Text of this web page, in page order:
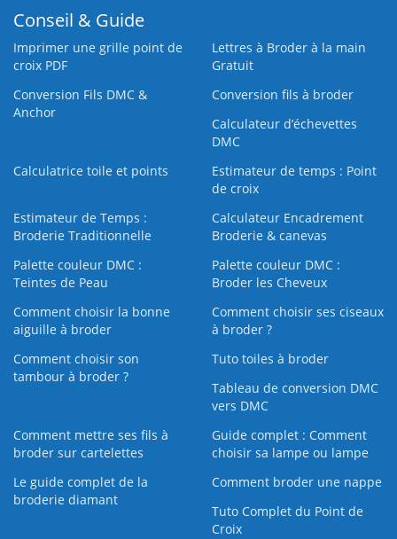
Conseil & Guide
Imprimer une grille point de
croix PDF
Lettres à Broder à la main
Gratuit
Conversion Fils DMC &
Anchor
Conversion fils à broder
Calculateur d’échevettes
DMC
Calculatrice toile et points
Estimateur de temps : Point
de croix
Estimateur de Temps :
Broderie Traditionnelle
Calculateur Encadrement
Broderie & canevas
Palette couleur DMC :
Teintes de Peau
Palette couleur DMC :
Broder les Cheveux
Comment choisir la bonne
aiguille à broder
Comment choisir ses ciseaux
à broder ?
Comment choisir son
tambour à broder ?
Tuto toiles à broder
Tableau de conversion DMC
vers DMC
Comment mettre ses fils à
broder sur cartelettes
Guide complet : Comment
choisir sa lampe ou lampe
Le guide complet de la
broderie diamant
Comment broder une nappe
Tuto Complet du Point de
Croix